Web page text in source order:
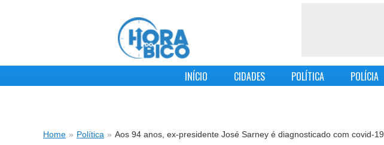
INÍCIO CIDADES POLÍTICA POLÍCIA
Home » Política » Aos 94 anos, ex-presidente José Sarney é diagnosticado com covid-19